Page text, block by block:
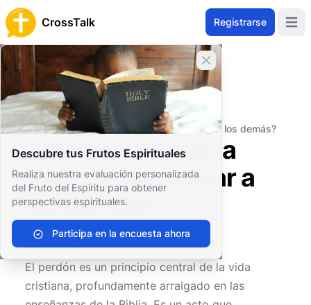
CrossTalk Registrarse
Cerrar banner
Descubre tus Frutos Espirituales
Realiza nuestra evaluación personalizada
del Fruto del Espíritu para obtener
perspectivas espirituales.
Participa en la encuesta ahora
Inicio
Archivo de Preguntas
Vida Cristiana
Ética y Moral
¿Cómo nos guía la Biblia en perdonar a los demás?
¿Cómo nos guía la
Biblia en perdonar a
los demás?
0 0 632
El perdón es un principio central de la vida
cristiana, profundamente arraigado en las